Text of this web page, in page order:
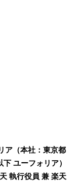
ア（本社：東京都
ユーフォリア）
執行役員 兼 楽天